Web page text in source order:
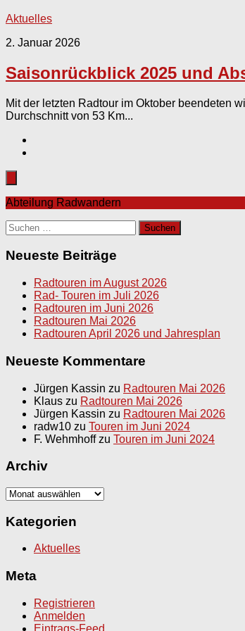
Aktuelles
2. Januar 2026
Saisonrückblick 2025 und
Mit der letzten Radtour im Oktober beendeten
Durchschnitt von 53 Km...
Abteilung Radwandern
Suchen
nach:
Neueste Beiträge
Radtouren im August 2026
Rad- Touren im Juli 2026
Radtouren im Juni 2026
Radtouren Mai 2026
Radtouren April 2026 und Jahresplan
Neueste Kommentare
Jürgen Kassin zu Radtouren Mai 2026
Klaus zu Radtouren Mai 2026
Jürgen Kassin zu Radtouren Mai 2026
radw10 zu Touren im Juni 2024
F. Wehmhoffzu Touren im Juni 2024
Archiv
Archiv
Kategorien
Aktuelles
Meta
Registrieren
Anmelden
Eintrags-Feed